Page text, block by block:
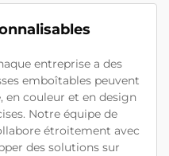
entreprise a des
emboîtables peuvent
en couleur et en design
Notre équipe de
étroitement avec
des solutions sur